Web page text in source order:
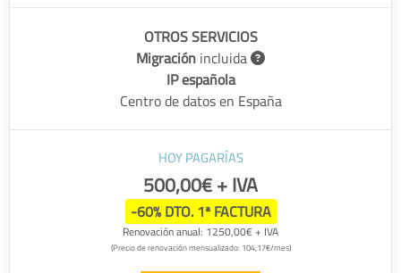
OTROS SERVICIOS
Migraciónincluida
IP española
Centro de datos en España
HOY PAGARÍAS
500,00€ + IVA
-60% DTO. 1ª FACTURA
Renovación anual: 1250,00€ + IVA
(Precio de renovación mensualizado: 104,17€/mes)